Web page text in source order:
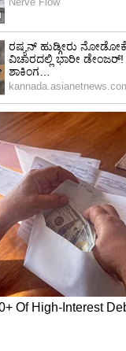
ತಪ್ಪಿದೆ.
ಕೋಟಿ ನೀರಾವರಿ
ಇಂಡಿ
ಪಿಯು
ಶಿರಶ್ಯಾಡ,
ಪಿಯು
ಅಭಿವೃದ್ಧಿಗೆ
ಸಚಿವರು ಮತ್ತು
ಅಭಿನಂದಿಸುತ್ತೇನೆ